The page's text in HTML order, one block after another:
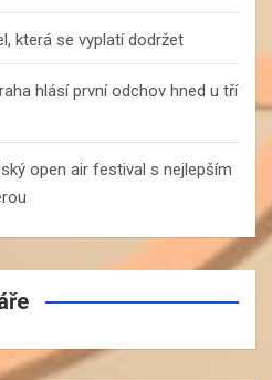
která se vyplatí dodržet
hlásí první odchov hned u tří
open air festival s nejlepším